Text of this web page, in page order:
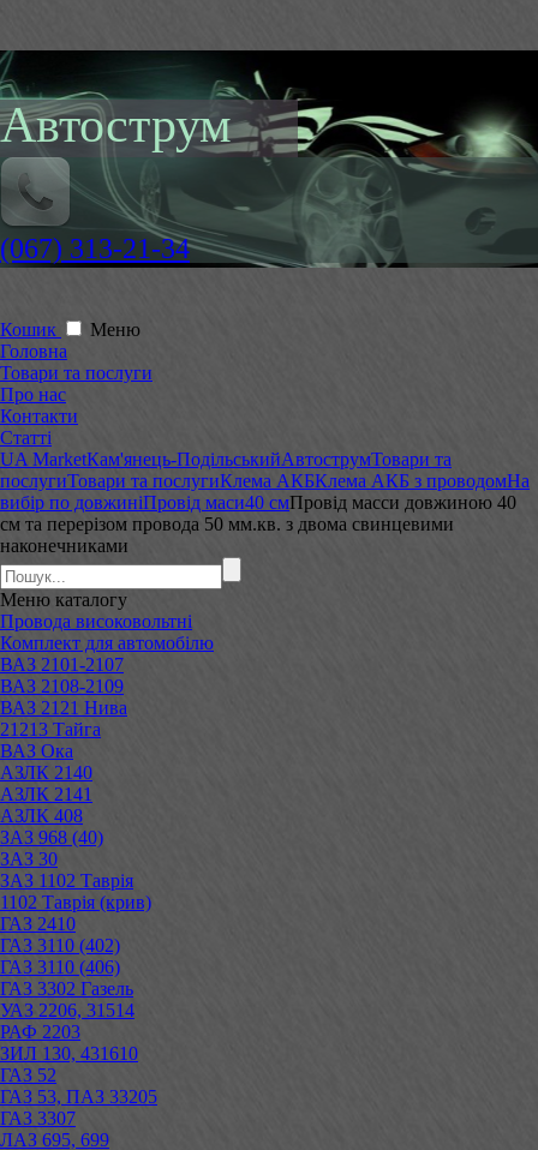
Автострум
(067) 313-21-34
Кошик
Меню
Головна
Товари та послуги
Про нас
Контакти
Статті
UA MarketКам'янець-ПодільськийАвтострумТовари та
послугиТовари та послугиКлема АКБКлема АКБ з проводомНа
вибір по довжиніПровід маси40 смПровід масси довжиною 40
см та перерізом провода 50 мм.кв. з двома свинцевими
наконечниками
Меню каталогу
Провода високовольтні
Комплект для автомобілю
ВАЗ 2101-2107
ВАЗ 2108-2109
ВАЗ 2121 Нива
21213 Тайга
ВАЗ Ока
АЗЛК 2140
АЗЛК 2141
АЗЛК 408
ЗАЗ 968 (40)
ЗАЗ 30
ЗАЗ 1102 Таврія
1102 Таврія (крив)
ГАЗ 2410
ГАЗ 3110 (402)
ГАЗ 3110 (406)
ГАЗ 3302 Газель
УАЗ 2206, 31514
РАФ 2203
ЗИЛ 130, 431610
ГАЗ 52
ГАЗ 53, ПАЗ 33205
ГАЗ 3307
ЛАЗ 695, 699